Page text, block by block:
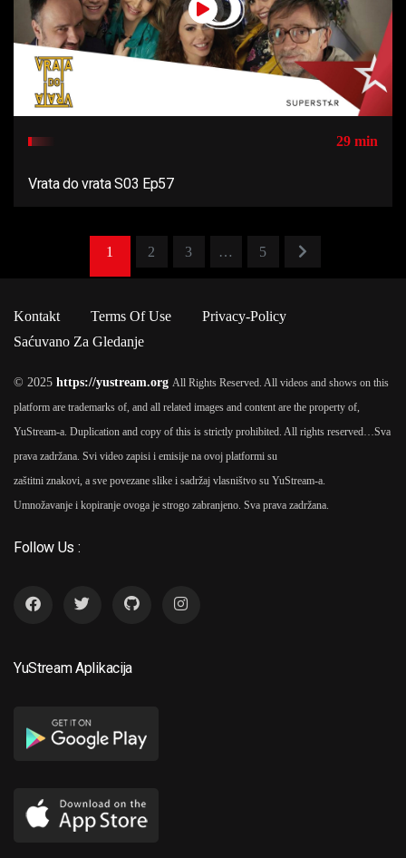
29 min
Vrata do vrata S03 Ep57
1 2 3 … 5
Kontakt Terms Of Use
Privacy-Policy
Saćuvano Za Gledanje
© 2025 https://yustream.org All Rights Reserved. All videos and shows on this
platform are trademarks of, and all related images and content are the property of,
YuStream-a. Duplication and copy of this is strictly prohibited. All rights reserved… Sva
prava zadržana. Svi video zapisi i emisije na ovoj platformi su
zaštitni znakovi, a sve povezane slike i sadržaj vlasništvo su YuStream-a.
Umnožavanje i kopiranje ovoga je strogo zabranjeno. Sva prava zadržana.
Follow Us :
YuStream Aplikacija